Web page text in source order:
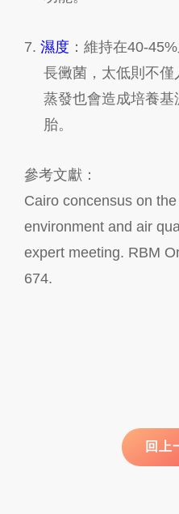
7. 濕度 ：維持在40-45%
長黴菌，太低則不
蒸發也會造成培養
胎。
參考文獻 ：
Cairo concensus on
environment and air
expert meeting. RBM
674.